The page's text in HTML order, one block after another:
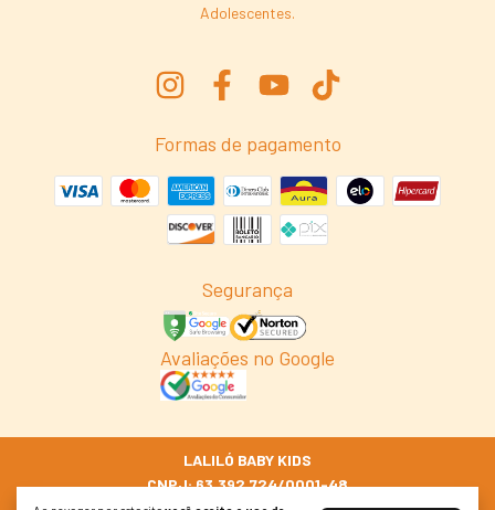
Adolescentes.
Formas de pagamento
Segurança
Avaliações no Google
LALILÓ BABY KIDS
CNPJ: 63.392.724/0001-48